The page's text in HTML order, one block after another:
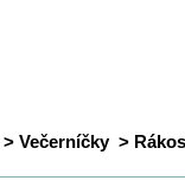
> Večerníčky>